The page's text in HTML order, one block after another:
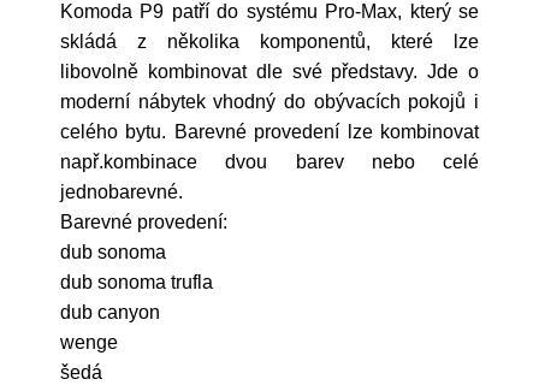
Komoda P9 patří do systému Pro-Max, který se
skládá z několika komponentů, které lze
libovolně kombinovat dle své představy. Jde o
moderní nábytek vhodný do obývacích pokojů i
celého bytu. Barevné provedení lze kombinovat
např.kombinace dvou barev nebo celé
jednobarevné.
Barevné provedení:
dub sonoma
dub sonoma trufla
dub canyon
wenge
šedá